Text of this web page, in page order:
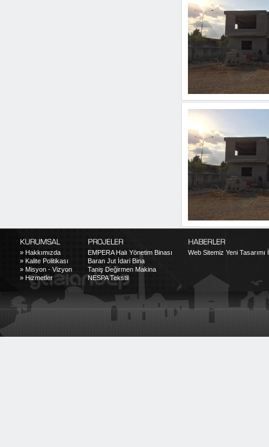
» Hakkımızda
» Kalite Politikası
» Misyon - Vizyon
» Hizmetler
EMPERA Halı Yönetim Binası
Baran Jut İdari Bina
Taniş Değirmen Makina
NESPA Tekstil
Web Sitemiz Yeni Tasarımı